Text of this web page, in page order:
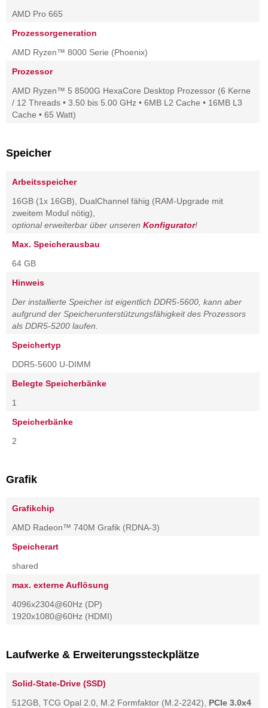
AMD Pro 665
Prozessorgeneration
AMD Ryzen™ 8000 Serie (Phoenix)
Prozessor
AMD Ryzen™ 5 8500G HexaCore Desktop Prozessor (6 Kerne
/ 12 Threads • 3.50 bis 5.00 GHz • 6MB L2 Cache • 16MB L3
Cache • 65 Watt)
Speicher
Arbeitsspeicher
16GB (1x 16GB), DualChannel fähig (RAM-Upgrade mit
zweitem Modul nötig),
optional erweiterbar über unseren Konfigurator!
Max. Speicherausbau
64 GB
Hinweis
Der installierte Speicher ist eigentlich DDR5-5600, kann aber
aufgrund der Speicherunterstützungsfähigkeit des Prozessors
als DDR5-5200 laufen.
Speichertyp
DDR5-5600 U-DIMM
Belegte Speicherbänke
1
Speicherbänke
2
Grafik
Grafikchip
AMD Radeon™ 740M Grafik (RDNA-3)
Speicherart
shared
max. externe Auflösung
4096x2304@60Hz (DP)
1920x1080@60Hz (HDMI)
Laufwerke & Erweiterungssteckplätze
Solid-State-Drive (SSD)
512GB, TCG Opal 2.0, M.2 Formfaktor (M.2-2242), PCIe 3.0x4